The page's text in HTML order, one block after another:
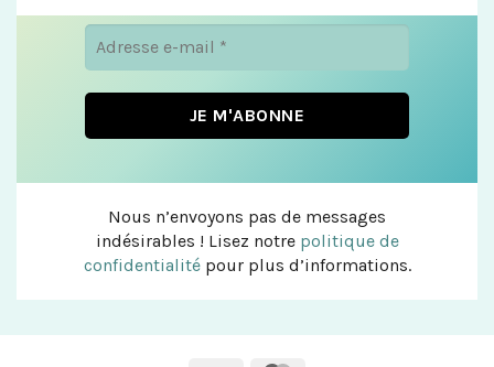
Nous n’envoyons pas de messages
indésirables ! Lisez notre politique de
confidentialitépour plus d’informations.